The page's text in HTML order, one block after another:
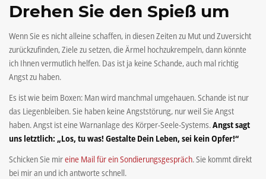
Drehen Sie den Spieß um
Wenn Sie es nicht alleine schaffen, in diesen Zeiten zu Mut und Zuversicht
zurückzufinden, Ziele zu setzen, die Ärmel hochzukrempeln, dann könnte
ich Ihnen vermutlich helfen. Das ist ja keine Schande, auch mal richtig
Angst zu haben.
Es ist wie beim Boxen: Man wird manchmal umgehauen. Schande ist nur
das Liegenbleiben. Sie haben keine Angststörung, nur weil Sie Angst
haben. Angst ist eine Warnanlage des Körper-Seele-Systems.Angst sagt
uns letztlich: „Los, tu was! Gestalte Dein Leben, sei kein Opfer!“
Schicken Sie mireine Mail für ein Sondierungsgespräch. Sie kommt direkt
bei mir an und ich antworte schnell.